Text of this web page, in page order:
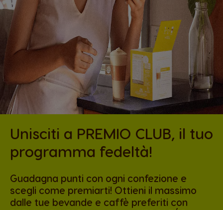
Unisciti a PREMIO CLUB, il tuo
programma fedeltà!
Guadagna punti con ogni confezione e
scegli come premiarti! Ottieni il massimo
dalle tue bevande e caffè preferiti con